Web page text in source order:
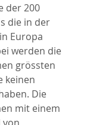
der 200
die in der
Europa
werden die
grössten
keinen
Die
mit einem